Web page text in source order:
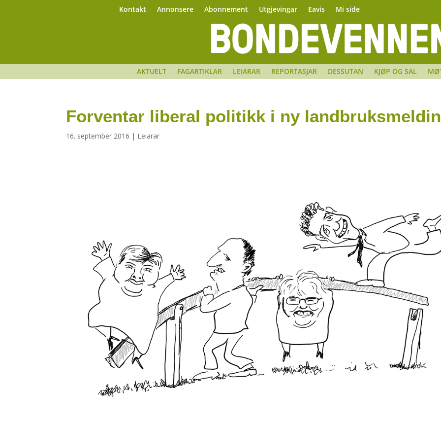
Kontakt Annonsere Abonnement Utgjevingar Eavis Mi side
AKTUELT FAGARTIKLAR LEIARAR REPORTASJAR DESSUTAN KJØP OG SAL
Forventar liberal politikk i ny
16. september 2016 | Leiarar